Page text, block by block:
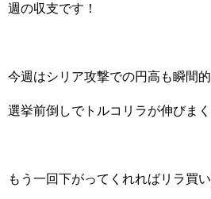
週の収支です！
今週はシリア攻撃での円高も瞬間的
選挙前倒しでトルコリラが伸びまく
もう一回下がってくれればリラ買い